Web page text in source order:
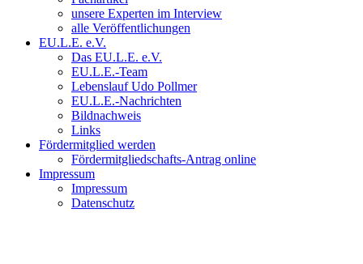
unsere Experten im Interview
alle Veröffentlichungen
EU.L.E. e.V.
Das EU.L.E. e.V.
EU.L.E.-Team
Lebenslauf Udo Pollmer
EU.L.E.-Nachrichten
Bildnachweis
Links
Fördermitglied werden
Fördermitgliedschafts-Antrag online
Impressum
Impressum
Datenschutz